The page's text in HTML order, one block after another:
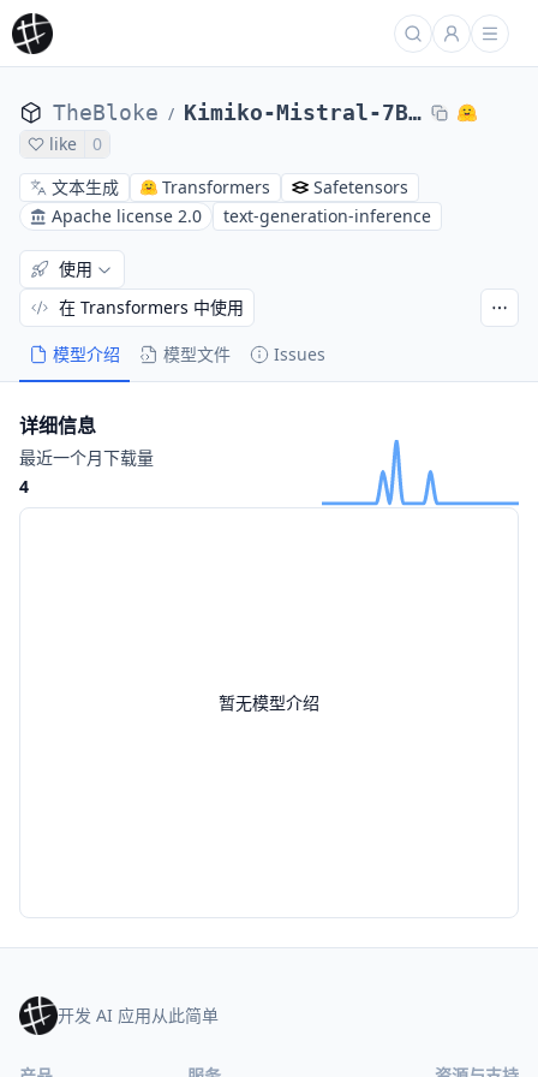
TheBloke / Kimiko-Mistral-7B-GPTQ
like
0
文本生成
Transformers
Safetensors
Apache license 2.0
text-generation-inference
模型介绍 模型文件 Issues
使用
在 Transformers 中使用
暂无模型介绍
详细信息
最近一个月下载量
4
开发 AI 应用从此简单